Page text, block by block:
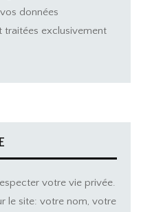
données
traitées exclusivement
votre vie privée.
le site: votre nom, votre